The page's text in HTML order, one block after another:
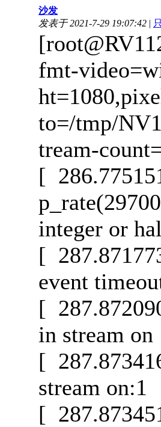
沙发
发表于 2021-7-29 19:07:42 |
fmt-
to=/tmp/
tream-
[
integer or
[
event
[
in stream on
[
stream on:1
[